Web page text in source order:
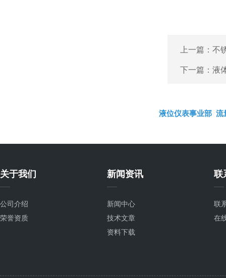
上一篇： 不
下一篇： 液
液位仪表事业部 流
关于我们
公司介绍
荣誉资质
新闻资讯
新闻中心
技术文章
资料下载
联
联
在